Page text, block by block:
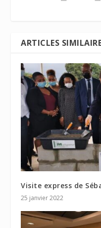
ARTICLES
Visite express de
25 janvier 2022